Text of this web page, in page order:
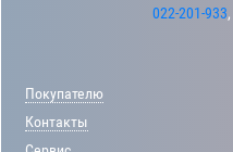
022-201-933,
Покупателю
Контакты